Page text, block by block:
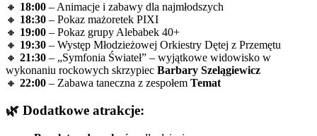
🔸 18:00 – Animacje i zabawy dla najmłodszych
🔸 18:30 – Pokaz mażoretek PIXI
🔸 19:00 – Pokaz grupy Alebabek 40+
🔸 19:30 – Występ Młodzieżowej Orkiestry Dętej z Przemętu
🔸 21:30 – „Symfonia Świateł” – wyjątkowe widowisko w
wykonaniu rockowych skrzypiec Barbary Szelągiewicz
🔸 22:00 – Zabawa taneczna z zespołem Temat
🌿 Dodatkowe atrakcje: